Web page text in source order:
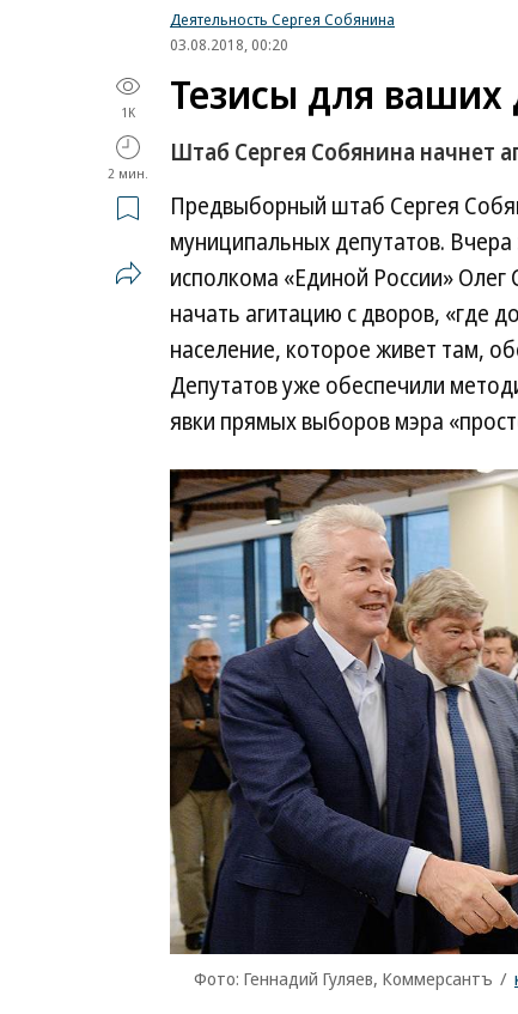
Деятельность Сергея Собянина
03.08.2018, 00:20
1K
2 мин.
Тезисы для ваших
Штаб Сергея Собянина начнет
Предвыборный штаб Сергея
муниципальных депутатов.
исполкома «Единой России»
начать агитацию с дворов, «где
население, которое живет там,
Депутатов уже обеспечили
явки прямых выборов мэра
Фото: Геннадий Гуляев, Коммерсантъ /